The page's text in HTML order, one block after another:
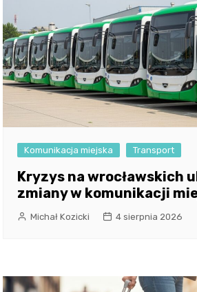
Komunikacja miejska Transport
Kryzys na wrocławskich
zmiany w komunikacji
Michał Kozicki 4 sierpnia 2026